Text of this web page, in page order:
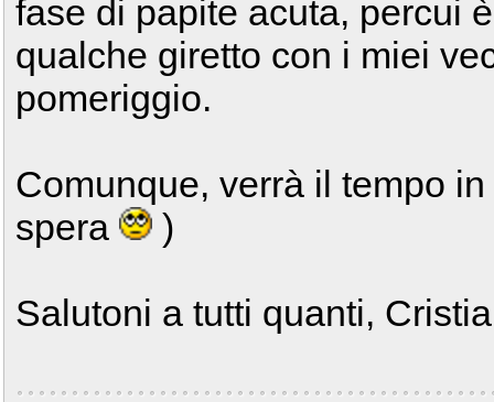
fase di papite acuta, percui
qualche giretto con i miei
pomeriggio.
Comunque, verrà il tempo
spera
)
Salutoni a tutti quanti,